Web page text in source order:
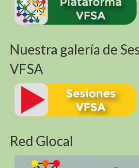
Nuestra galería de
VFSA
Red Glocal